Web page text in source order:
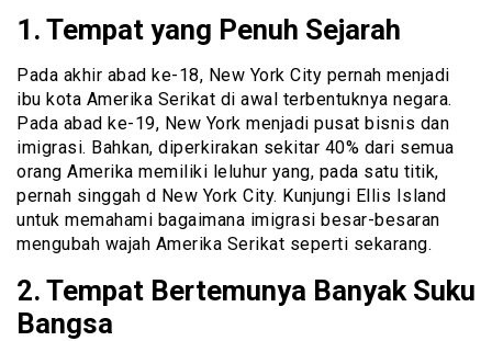
1. Tempat yang Penuh Sejarah
Pada akhir abad ke-18, New York City pernah menjadi
ibu kota Amerika Serikat di awal terbentuknya negara.
Pada abad ke-19, New York menjadi pusat bisnis dan
imigrasi. Bahkan, diperkirakan sekitar 40% dari semua
orang Amerika memiliki leluhur yang, pada satu titik,
pernah singgah d New York City. Kunjungi Ellis Island
untuk memahami bagaimana imigrasi besar-besaran
mengubah wajah Amerika Serikat seperti sekarang.
2. Tempat Bertemunya Banyak Suku
Bangsa